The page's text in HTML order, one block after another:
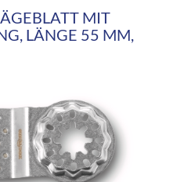
MIT
LÄNGE 55 MM,